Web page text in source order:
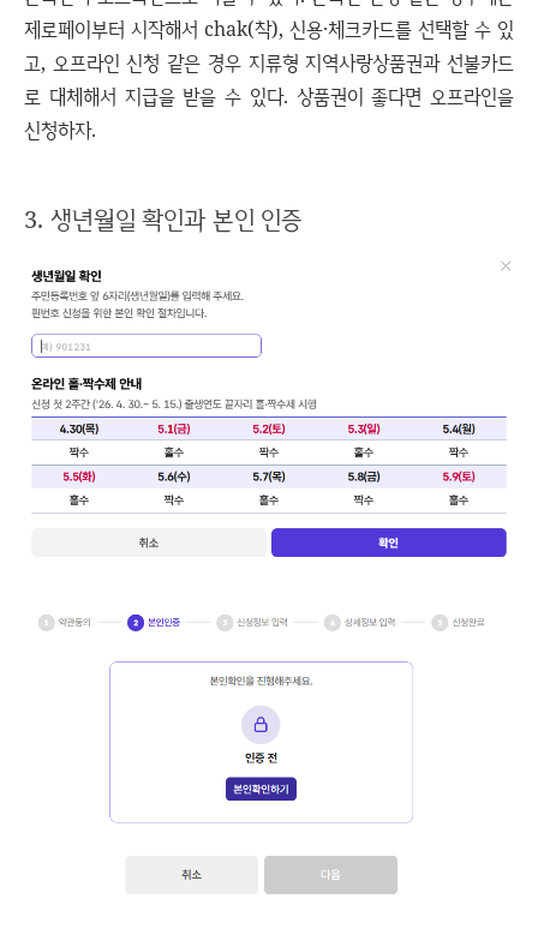
제로페이부터 시작해서 chak(착), 신용·체크카드를 선택할 수 있
고, 오프라인 신청 같은 경우 지류형 지역사랑상품권과 선불카드
로 대체해서 지급을 받을 수 있다. 상품권이 좋다면 오프라인을
신청하자.
3. 생년월일 확인과 본인 인증